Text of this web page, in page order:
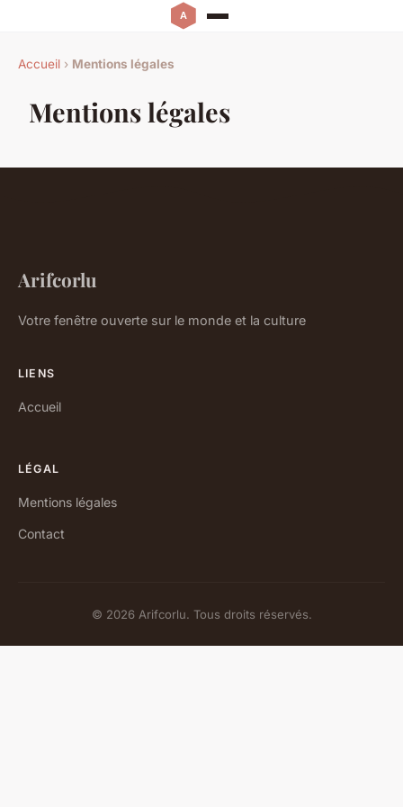
Accueil › Mentions légales
Mentions légales
Arifcorlu
Votre fenêtre ouverte sur le monde et la culture
LIENS
Accueil
LÉGAL
Mentions légales
Contact
© 2026 Arifcorlu. Tous droits réservés.